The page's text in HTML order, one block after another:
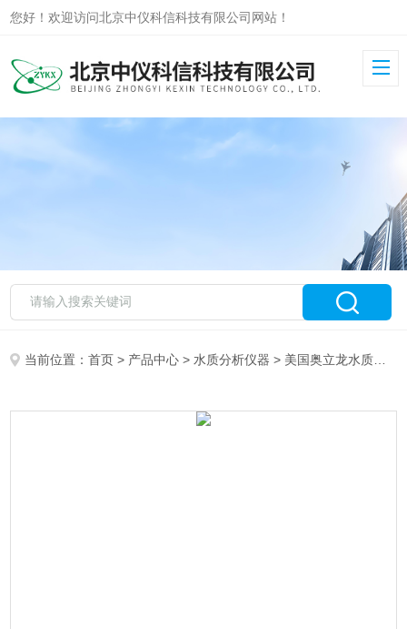
您好！欢迎访问北京中仪科信科技有限公司网站！
当前位置：首页 > 产品中心 > 水质分析仪器 > 美国奥立龙水质分析仪器